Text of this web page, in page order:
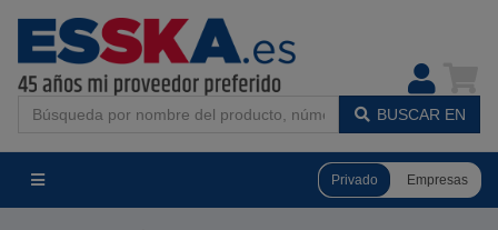
BUSCAR EN
Privado Empresas